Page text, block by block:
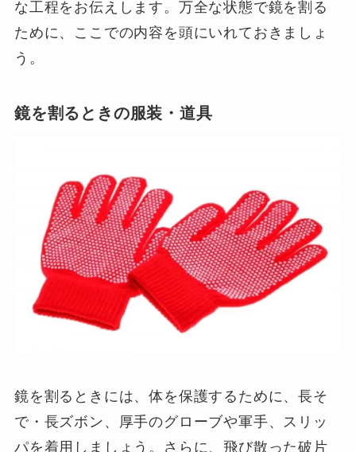
な工程をお伝えします。万全な状態で鏡を割る
ために、ここでの内容を頭にいれておきましょ
う。
鏡を割るときの服装・道具
鏡を割るときには、体を保護するために、長そ
で・長ズボン、厚手のグローブや軍手、スリッ
パを着用しましょう。さらに、飛び散った破片